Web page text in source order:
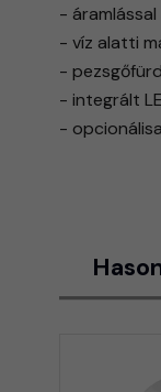
-
- víz alatti
-
- integrált
-